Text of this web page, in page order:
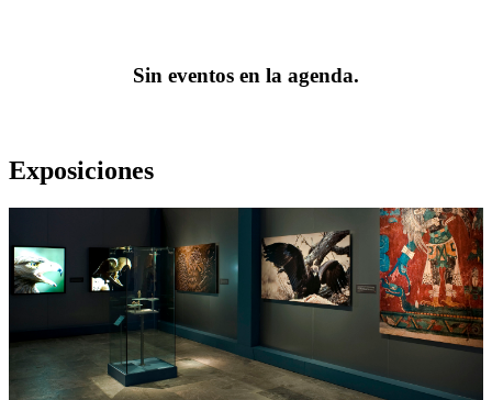
Sin eventos en la agenda.
Exposiciones